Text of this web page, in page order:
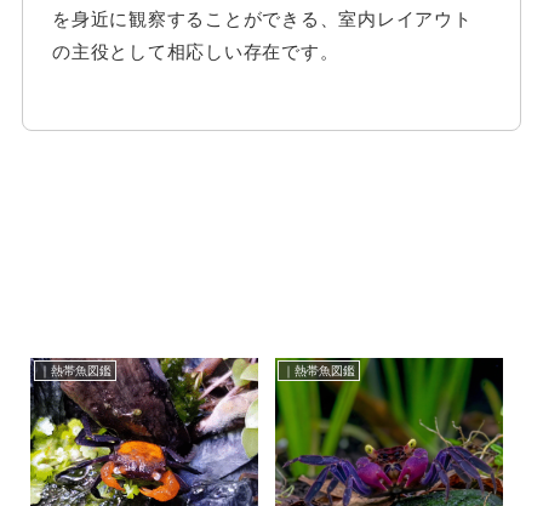
を身近に観察することができる、室内レイアウト
の主役として相応しい存在です。
｜熱帯魚図鑑 ｜熱帯魚図鑑